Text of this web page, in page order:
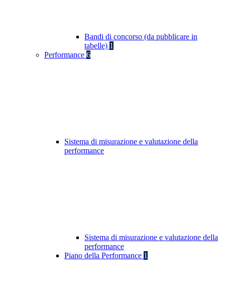
Bandi di concorso (da pubblicare in
tabelle) 1
Performance 6
Sistema di misurazione e valutazione della
performance
Sistema di misurazione e valutazione della
performance
Piano della Performance 1